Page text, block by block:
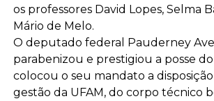
os professores David Lopes, Selma
Mário de Melo.
O deputado federal Pauderney
parabenizou e prestigiou a posse
colocou o seu mandato a
gestão da UFAM, do corpo técnico